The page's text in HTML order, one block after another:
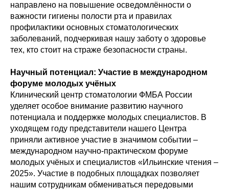
направлено на повышение осведомлённости о
важности гигиены полости рта и правилах
профилактики основных стоматологических
заболеваний, подчеркивая нашу заботу о здоровье
тех, кто стоит на страже безопасности страны.
Научный потенциал: Участие в международном
форуме молодых учёных
Клинический центр стоматологии ФМБА России
уделяет особое внимание развитию научного
потенциала и поддержке молодых специалистов. В
уходящем году представители нашего Центра
приняли активное участие в значимом событии –
международном научно-практическом форуме
молодых учёных и специалистов «Ильинские чтения –
2025». Участие в подобных площадках позволяет
нашим сотрудникам обмениваться передовыми